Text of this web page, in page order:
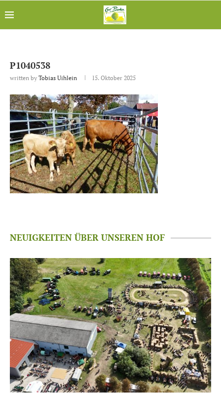
P1040538
written by Tobias Uihlein 15. Oktober 2025
NEUIGKEITEN ÜBER UNSEREN HOF